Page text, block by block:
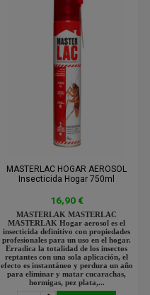
MASTERLAC HOGAR AEROSOL
Insecticida Hogar 750ml
16,90 €
MASTERLAK MASTERLAC
MASTERLAK Hogar aerosol es el
insecticida definitivo con propiedades
profesionales para un uso en el hogar.
Erradica la totalidad de los insectos
reptantes con una sola aplicación, el
efecto es instantáneo y perdura un año
para eliminar y matar cucarachas,
hormigas, pez plata,...